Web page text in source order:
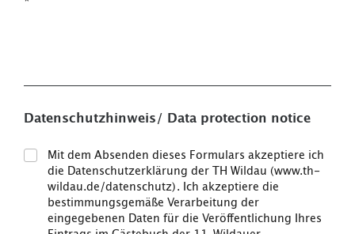
*
Datenschutzhinweis/ Data protection notice
Mit dem Absenden dieses Formulars akzeptiere ich
die Datenschutzerklärung der TH Wildau (www.th-
wildau.de/datenschutz). Ich akzeptiere die
bestimmungsgemäße Verarbeitung der
eingegebenen Daten für die Veröffentlichung Ihres